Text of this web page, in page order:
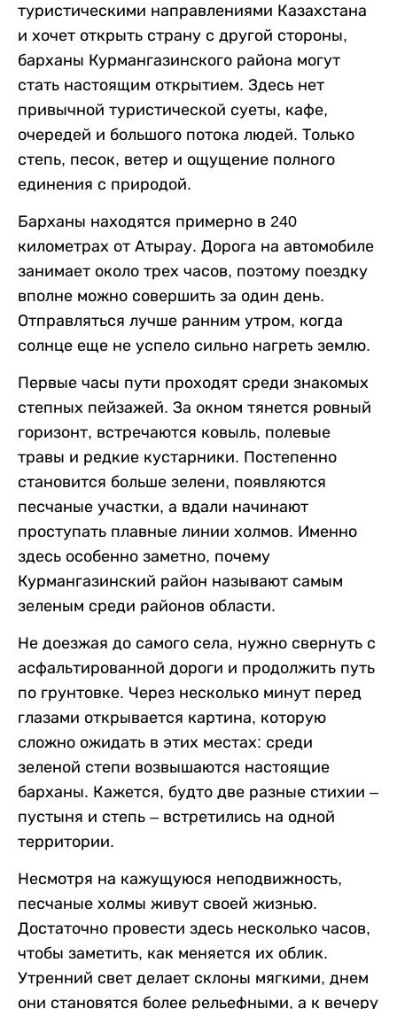
туристическими направлениями Казахстана
и хочет открыть страну с другой стороны,
барханы Курмангазинского района могут
стать настоящим открытием. Здесь нет
привычной туристической суеты, кафе,
очередей и большого потока людей. Только
степь, песок, ветер и ощущение полного
единения с природой.
Барханы находятся примерно в 240
километрах от Атырау. Дорога на автомобиле
занимает около трех часов, поэтому поездку
вполне можно совершить за один день.
Отправляться лучше ранним утром, когда
солнце еще не успело сильно нагреть землю.
Первые часы пути проходят среди знакомых
степных пейзажей. За окном тянется ровный
горизонт, встречаются ковыль, полевые
травы и редкие кустарники. Постепенно
становится больше зелени, появляются
песчаные участки, а вдали начинают
проступать плавные линии холмов. Именно
здесь особенно заметно, почему
Курмангазинский район называют самым
зеленым среди районов области.
Не доезжая до самого села, нужно свернуть с
асфальтированной дороги и продолжить путь
по грунтовке. Через несколько минут перед
глазами открывается картина, которую
сложно ожидать в этих местах: среди
зеленой степи возвышаются настоящие
барханы. Кажется, будто две разные стихии –
пустыня и степь – встретились на одной
территории.
Несмотря на кажущуюся неподвижность,
песчаные холмы живут своей жизнью.
Достаточно провести здесь несколько часов,
чтобы заметить, как меняется их облик.
Утренний свет делает склоны мягкими, днем
они становятся более рельефными, а к вечеру